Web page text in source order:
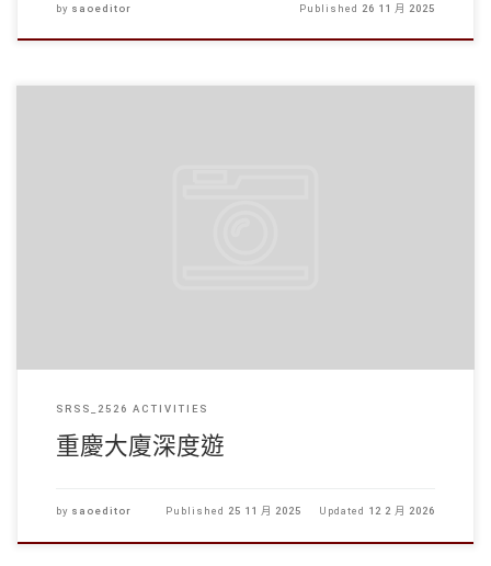
by saoeditor Published 26 11 月 2025
SRSS_2526 ACTIVITIES
重慶大廈深度遊
by saoeditor Published 25 11 月 2025 Updated 12 2 月 2026